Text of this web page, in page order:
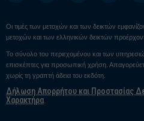
Οι τιμές των μετοχών και των δεικτών
μετοχών και των ελληνικών δεικτών
Το σύνολο του περιεχομένου και των
επισκέπτες για προσωπική χρήση.
χωρίς τη γραπτή άδεια του εκδότη.
Δήλωση Απορρήτου και Προστασίας
Χαρακτήρα